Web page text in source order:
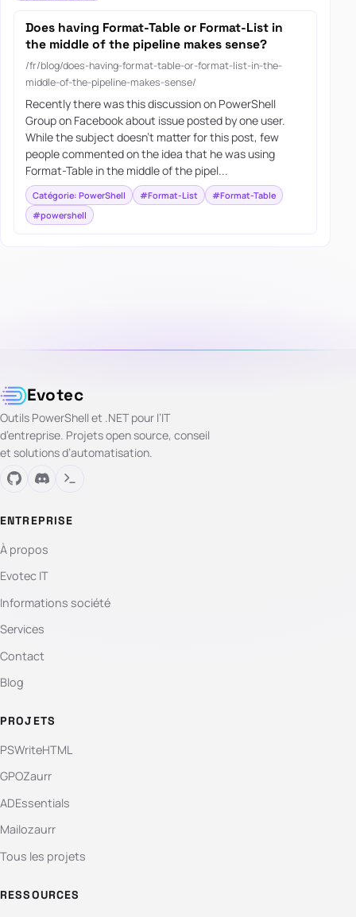
Does having Format-Table or Format-List in
the middle of the pipeline makes sense?
/fr/blog/does-having-format-table-or-format-list-in-the-
middle-of-the-pipeline-makes-sense/
Recently there was this discussion on PowerShell
Group on Facebook about issue posted by one user.
While the subject doesn’t matter for this post, few
people commented on the idea that he was using
Format-Table in the middle of the pipel...
Catégorie: PowerShell #Format-List
#Format-Table
#powershell
Evotec
Outils PowerShell et .NET pour l’IT
d’entreprise. Projets open source, conseil
et solutions d’automatisation.
ENTREPRISE
À propos
Evotec IT
Informations société
Services
Contact
Blog
PROJETS
PSWriteHTML
GPOZaurr
ADEssentials
Mailozaurr
Tous les projets
RESSOURCES